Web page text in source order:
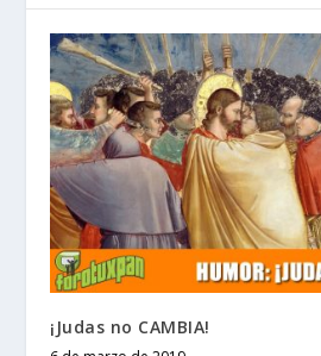
¡Judas no CAMBIA!